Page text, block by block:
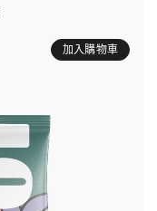
加入購物車